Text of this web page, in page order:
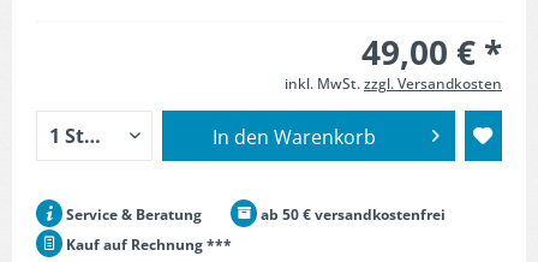
49,00 € *
inkl. MwSt.zzgl. Versandkosten
In den Warenkorb
Service & Beratung
ab 50 € versandkostenfrei
Kauf auf Rechnung ***